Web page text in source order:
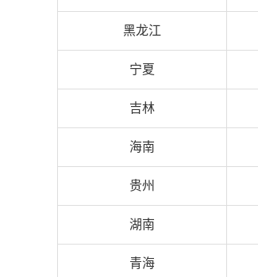
黑龙江
宁夏
吉林
海南
贵州
湖南
青海